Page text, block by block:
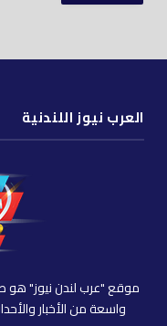
العرب نيوز اللندنية
موقع "عرب لندن نيوز" هو
واسعة من الأخبار